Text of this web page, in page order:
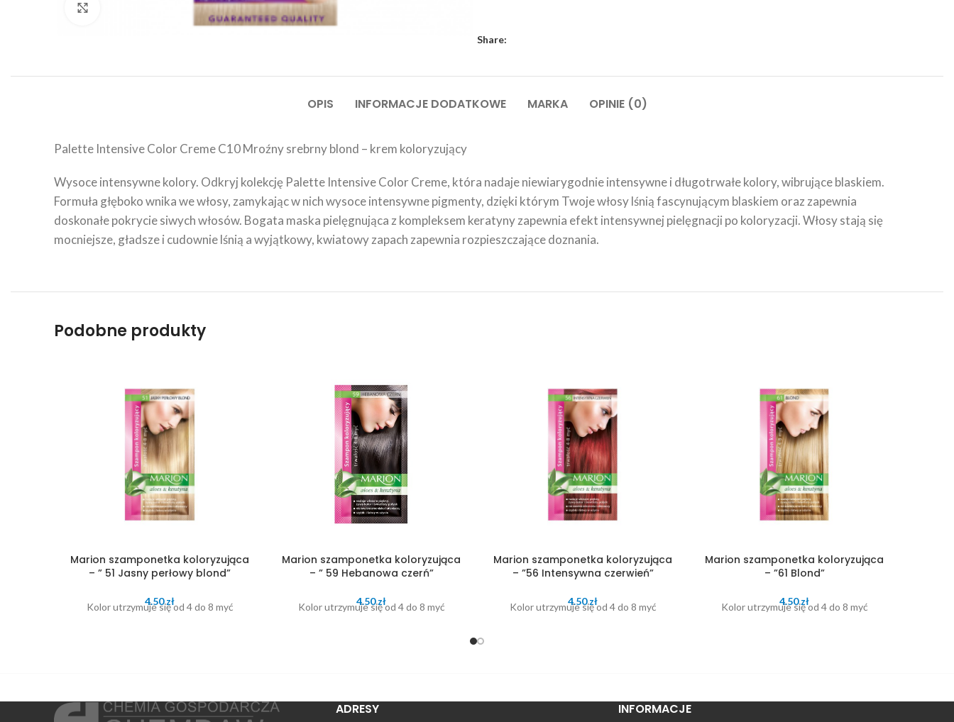
Share:
OPIS INFORMACJE DODATKOWE MARKA OPINIE (0)
Palette Intensive Color Creme C10 Mroźny srebrny blond – krem koloryzujący
Wysoce intensywne kolory. Odkryj kolekcję Palette Intensive Color Creme, która nadaje niewiarygodnie intensywne i długotrwałe kolory, wibrujące blaskiem.
Formuła głęboko wnika we włosy, zamykając w nich wysoce intensywne pigmenty, dzięki którym Twoje włosy lśnią fascynującym blaskiem oraz zapewnia
doskonałe pokrycie siwych włosów. Bogata maska pielęgnująca z kompleksem keratyny zapewnia efekt intensywnej pielęgnacji po koloryzacji. Włosy stają się
mocniejsze, gładsze i cudownie lśnią a wyjątkowy, kwiatowy zapach zapewnia rozpieszczające doznania.
Podobne produkty
Marion szamponetka koloryzująca
– ” 51 Jasny perłowy blond”
4.50zł
Kolor utrzymuje się od 4 do 8 myć
Marion szamponetka koloryzująca
– ” 59 Hebanowa czerń”
4.50zł
Kolor utrzymuje się od 4 do 8 myć
Marion szamponetka koloryzująca
– ”56 Intensywna czerwień”
4.50zł
Kolor utrzymuje się od 4 do 8 myć
Marion szamponetka koloryzująca
– ”61 Blond”
4.50zł
Kolor utrzymuje się od 4 do 8 myć
ADRESY INFORMACJE